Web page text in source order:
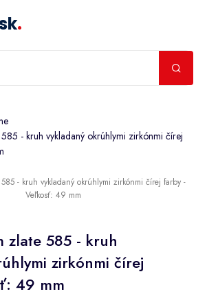
.
- kruh vykladaný okrúhlymi zirkónmi čírej
zlate 585 - kruh
zirkónmi čírej
49 mm